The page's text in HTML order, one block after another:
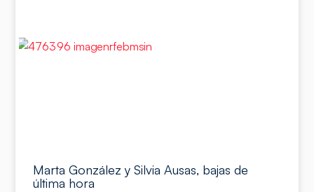
Marta González y Silvia Ausas, bajas de
última hora